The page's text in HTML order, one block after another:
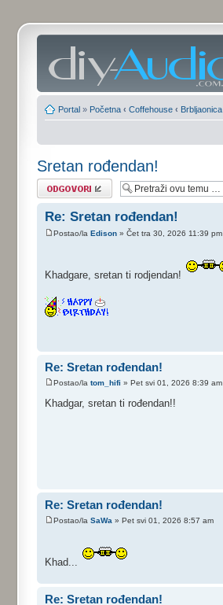
Portal » Početna ‹ Coffehouse ‹ Brbljaonica
Sretan rođendan!
Odgovori
Re: Sretan rođendan!
Postao/la Edison » Čet tra 30, 2026 11:39 pm
Khadgare, sretan ti rodjendan!
Re: Sretan rođendan!
Postao/la tom_hifi » Pet svi 01, 2026 8:39 am
Khadgar, sretan ti rođendan!!
Re: Sretan rođendan!
Postao/la SaWa » Pet svi 01, 2026 8:57 am
Khad...
Re: Sretan rođendan!